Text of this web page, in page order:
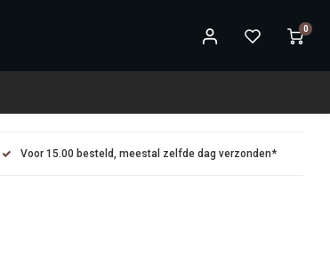
0
Voor 15.00 besteld, meestal zelfde dag verzonden*